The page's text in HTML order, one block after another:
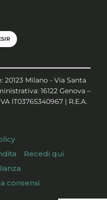
20123 Milano - Via Santa
16122 Genova –
IT03765340967 | R.E.A.
Recedi qui
consensi